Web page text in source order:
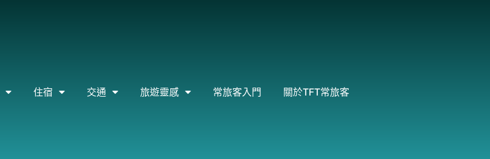
住宿 交通 旅遊靈感 常旅客入門 關於TFT常旅客